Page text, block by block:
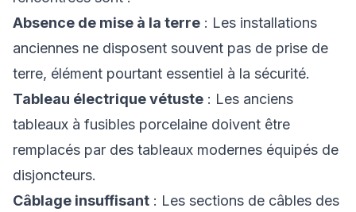
Absence de mise à la terre : Les installations
anciennes ne disposent souvent pas de prise de
terre, élément pourtant essentiel à la sécurité.
Tableau électrique vétuste : Les anciens
tableaux à fusibles porcelaine doivent être
remplacés par des tableaux modernes équipés de
disjoncteurs.
Câblage insuffisant : Les sections de câbles des